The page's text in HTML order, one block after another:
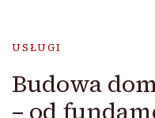
USŁUGI
Budowa
– od